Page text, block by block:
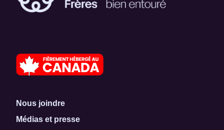
Nous joindre
Médias et presse